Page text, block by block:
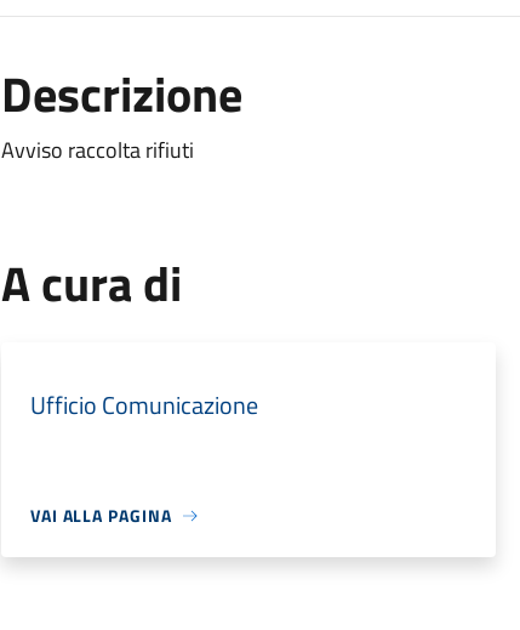
Descrizione
Avviso raccolta rifiuti
A cura di
Ufficio Comunicazione
VAI ALLA PAGINA